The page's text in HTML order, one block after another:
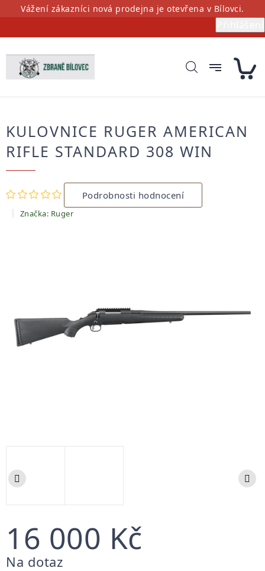
PřejítVážení zákazníci nová prodejna je otevřena v Bílovci.
KULOVNICE RUGER AMERICAN
RIFLE STANDARD 308 WIN
Průměrné
hodnocení
produktu
je
Podrobnosti hodnocení
Značka: Ruger
16 000 Kč
Měrná
Na dotaz